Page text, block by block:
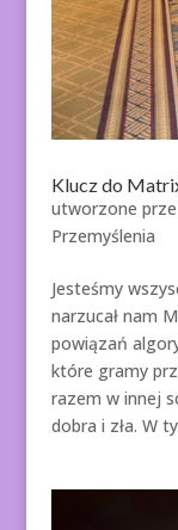
Klucz do
utworzone
Przemyślenia
Jesteśmy
narzucał nam
powiązań
które gramy
razem w innej
dobra i zła. W